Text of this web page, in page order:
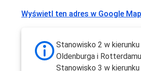
Wyświetl ten adres w Google
Stanowisko 2 w kierunku
Oldenburga i Rotterdamu
Stanowisko 3 w kierunku